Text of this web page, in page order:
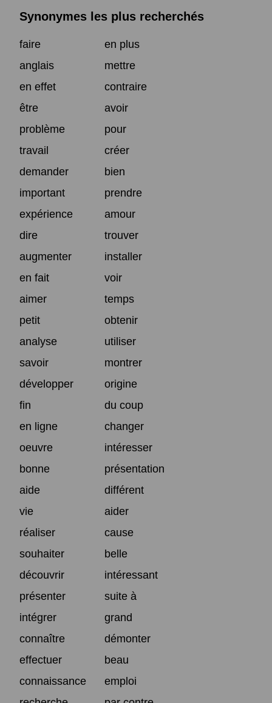
Synonymes les plus recherchés
faire
en plus
anglais
mettre
en effet
contraire
être
avoir
problème
pour
travail
créer
demander
bien
important
prendre
expérience
amour
dire
trouver
augmenter
installer
en fait
voir
aimer
temps
petit
obtenir
analyse
utiliser
savoir
montrer
développer
origine
fin
du coup
en ligne
changer
oeuvre
intéresser
bonne
présentation
aide
différent
vie
aider
réaliser
cause
souhaiter
belle
découvrir
intéressant
présenter
suite à
intégrer
grand
connaître
démonter
effectuer
beau
connaissance
emploi